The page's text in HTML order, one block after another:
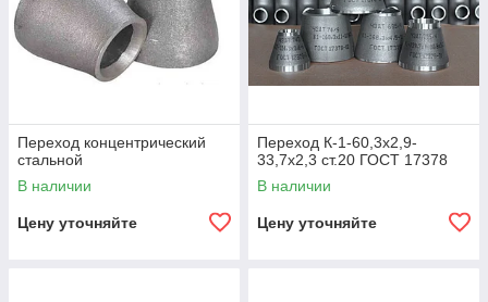
Переход концентрический
стальной
В наличии
Цену уточняйте
Переход К-1-60,3х2,9-
33,7х2,3 ст.20 ГОСТ 17378
В наличии
Цену уточняйте